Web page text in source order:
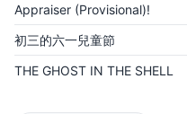
Appraiser (Provisional)!
初三的六一兒童節
THE GHOST IN THE SHELL